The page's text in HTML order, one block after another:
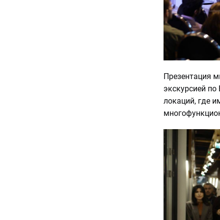
Презентация
экскурсией по
локаций, где